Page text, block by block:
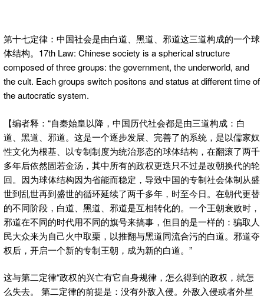
第十七定律：中国社会是由白道、黑道、邪道这三道构成的一个球
体结构。17th Law: Chinese society is a spherical structure
composed of three groups: the government, the underworld, and
the cult. Each groups switch positons and status at different time of
the autocratic system.
【编者释：“自秦始皇以降，中国历代社会都是由三道构成：白
道、黑道、邪道。这是一个逐步发展、完善了的系统，是以儒家奴
性文化为根基、以专制制度为统治形态的球体结构，在翻滚了两千
多年后依然固若金汤，其中所有的政权更迭只不过是改朝换代的轮
回。因为球体结构因为省能而稳定，导致中国的专制社会体制从盛
世到乱世再到盛世的循环延续了两千多年，时至今日。在朝代更替
的不同阶段，白道、黑道、邪道是互相转化的。一个王朝衰败时，
邪道在不同的时代用不同的旗号来搞事，但目的是一样的：骗取人
民大众来为自己火中取栗，以推翻与黑道同流合污的白道。邪道夺
权后，开启一个新的专制王朝，成为新的白道。”
这与第二定律“政权的兴亡有它自身规律，怎么得到的政权，就怎
么失去。 第二定律的前提是：没有外敌入侵。外敌入侵或者外星